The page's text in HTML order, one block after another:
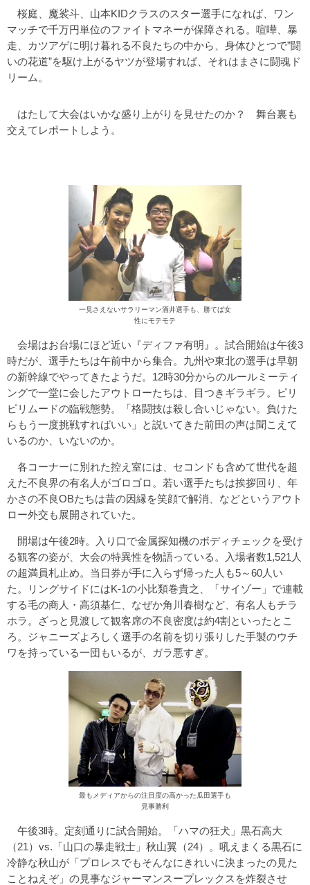
桜庭、魔裟斗、山本KIDクラスのスター選手になれば、ワン
マッチで千万円単位のファイトマネーが保障される。喧嘩、暴
走、カツアゲに明け暮れる不良たちの中から、身体ひとつで”闘
いの花道”を駆け上がるヤツが登場すれば、それはまさに闘魂ド
リーム。
はたして大会はいかな盛り上がりを見せたのか？ 舞台裏も
交えてレポートしよう。
一見さえないサラリーマン酒井選手も、勝てば女
性にモテモテ
会場はお台場にほど近い『ディファ有明』。試合開始は午後3
時だが、選手たちは午前中から集合。九州や東北の選手は早朝
の新幹線でやってきたようだ。12時30分からのルールミーティ
ングで一堂に会したアウトローたちは、目つきギラギラ。ピリ
ピリムードの臨戦態勢。「格闘技は殺し合いじゃない。負けた
らもう一度挑戦すればいい」と説いてきた前田の声は聞こえて
いるのか、いないのか。
各コーナーに別れた控え室には、セコンドも含めて世代を超
えた不良界の有名人がゴロゴロ。若い選手たちは挨拶回り、年
かさの不良OBたちは昔の因縁を笑顔で解消、などというアウト
ロー外交も展開されていた。
開場は午後2時。入り口で金属探知機のボディチェックを受け
る観客の姿が、大会の特異性を物語っている。入場者数1,521人
の超満員札止め。当日券が手に入らず帰った人も5～60人い
た。リングサイドにはK-1の小比類巻貴之、「サイゾー」で連載
する毛の商人・高須基仁、なぜか角川春樹など、有名人もチラ
ホラ。ざっと見渡して観客席の不良密度は約4割といったとこ
ろ。ジャニーズよろしく選手の名前を切り張りした手製のウチ
ワを持っている一団もいるが、ガラ悪すぎ。
最もメディアからの注目度の高かった瓜田選手も
見事勝利
午後3時。定刻通りに試合開始。「ハマの狂犬」黒石高大
（21）vs.「山口の暴走戦士」秋山翼（24）。吼えまくる黒石に
冷静な秋山が「プロレスでもそんなにきれいに決まったの見た
ことねえぞ」の見事なジャーマンスープレックスを炸裂させ